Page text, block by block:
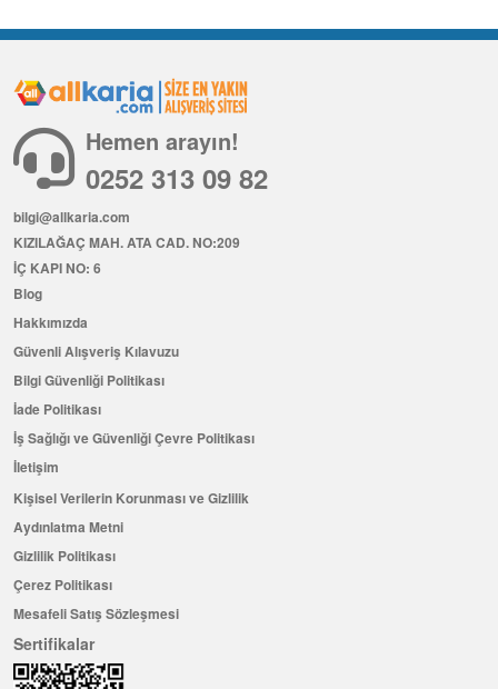
Hemen arayın!
0252 313 09 82
bilgi@allkaria.com
KIZILAĞAÇ MAH. ATA CAD. NO:209
İÇ KAPI NO: 6
Blog
Hakkımızda
Güvenli Alışveriş Kılavuzu
Bilgi Güvenliği Politikası
İade Politikası
İş Sağlığı ve Güvenliği Çevre Politikası
İletişim
Kişisel Verilerin Korunması ve Gizlilik
Aydınlatma Metni
Gizlilik Politikası
Çerez Politikası
Mesafeli Satış Sözleşmesi
Sertifikalar